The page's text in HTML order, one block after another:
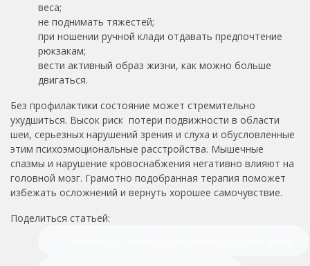
веса;
не поднимать тяжестей;
при ношении ручной клади отдавать предпочтение
рюкзакам;
вести активный образ жизни, как можно больше
двигаться.
Без профилактики состояние может стремительно
ухудшиться. Высок риск потери подвижности в области
шеи, серьезных нарушений зрения и слуха и обусловленные
этим психоэмоциональные расстройства. Мышечные
спазмы и нарушение кровоснабжения негативно влияют на
головной мозг. Грамотно подобранная терапия поможет
избежать осложнений и вернуть хорошее самочувствие.
Поделиться статьей: